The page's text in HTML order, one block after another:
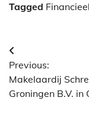
Tagged
Previous:
Makelaardij
Groningen B.V. in